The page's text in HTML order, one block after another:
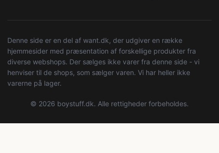
Denne side er en del af want.dk, der udgiver en række
hjemmesider med præsentation af forskellige produkter fra
diverse webshops. Der sælges ikke varer fra denne side - vi
henviser til de shops, som sælger varen. Vi har heller ikke
varerne på lager.
© 2026 boystuff.dk. Alle rettigheder forbeholdes.